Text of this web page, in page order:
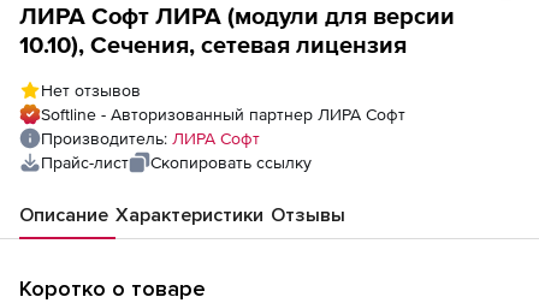
ЛИРА Софт ЛИРА (модули для версии
10.10), Сечения, сетевая лицензия
Нет отзывов
Softline - Авторизованный партнер ЛИРА Софт
Производитель: ЛИРА Софт
Прайс-лист
Скопировать ссылку
Описание Характеристики Отзывы
Коротко о товаре